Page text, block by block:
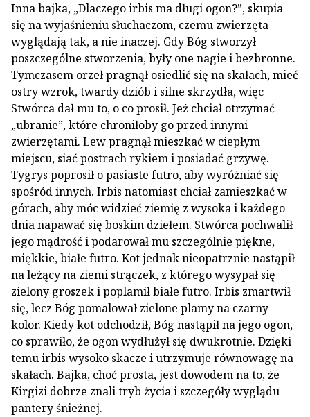
Inna bajka, „Dlaczego irbis ma długi ogon?”, skupia
się na wyjaśnieniu słuchaczom, czemu zwierzęta
wyglądają tak, a nie inaczej. Gdy Bóg stworzył
poszczególne stworzenia, były one nagie i bezbronne.
Tymczasem orzeł pragnął osiedlić się na skałach, mieć
ostry wzrok, twardy dziób i silne skrzydła, więc
Stwórca dał mu to, o co prosił. Jeż chciał otrzymać
„ubranie”, które chroniłoby go przed innymi
zwierzętami. Lew pragnął mieszkać w ciepłym
miejscu, siać postrach rykiem i posiadać grzywę.
Tygrys poprosił o pasiaste futro, aby wyróżniać się
spośród innych. Irbis natomiast chciał zamieszkać w
górach, aby móc widzieć ziemię z wysoka i każdego
dnia napawać się boskim dziełem. Stwórca pochwalił
jego mądrość i podarował mu szczególnie piękne,
miękkie, białe futro. Kot jednak nieopatrznie nastąpił
na leżący na ziemi strączek, z którego wysypał się
zielony groszek i poplamił białe futro. Irbis zmartwił
się, lecz Bóg pomalował zielone plamy na czarny
kolor. Kiedy kot odchodził, Bóg nastąpił na jego ogon,
co sprawiło, że ogon wydłużył się dwukrotnie. Dzięki
temu irbis wysoko skacze i utrzymuje równowagę na
skałach. Bajka, choć prosta, jest dowodem na to, że
Kirgizi dobrze znali tryb życia i szczegóły wyglądu
pantery śnieżnej.